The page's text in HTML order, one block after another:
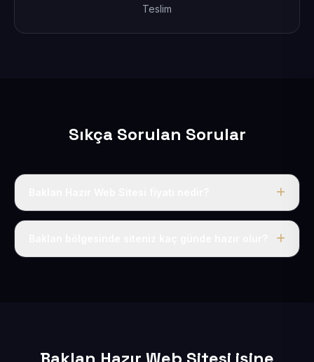
Teslim
Sıkça Sorulan Sorular
Tek fiyat uygulanır: yıllık 50 USD + KDV. Bu bedele alan